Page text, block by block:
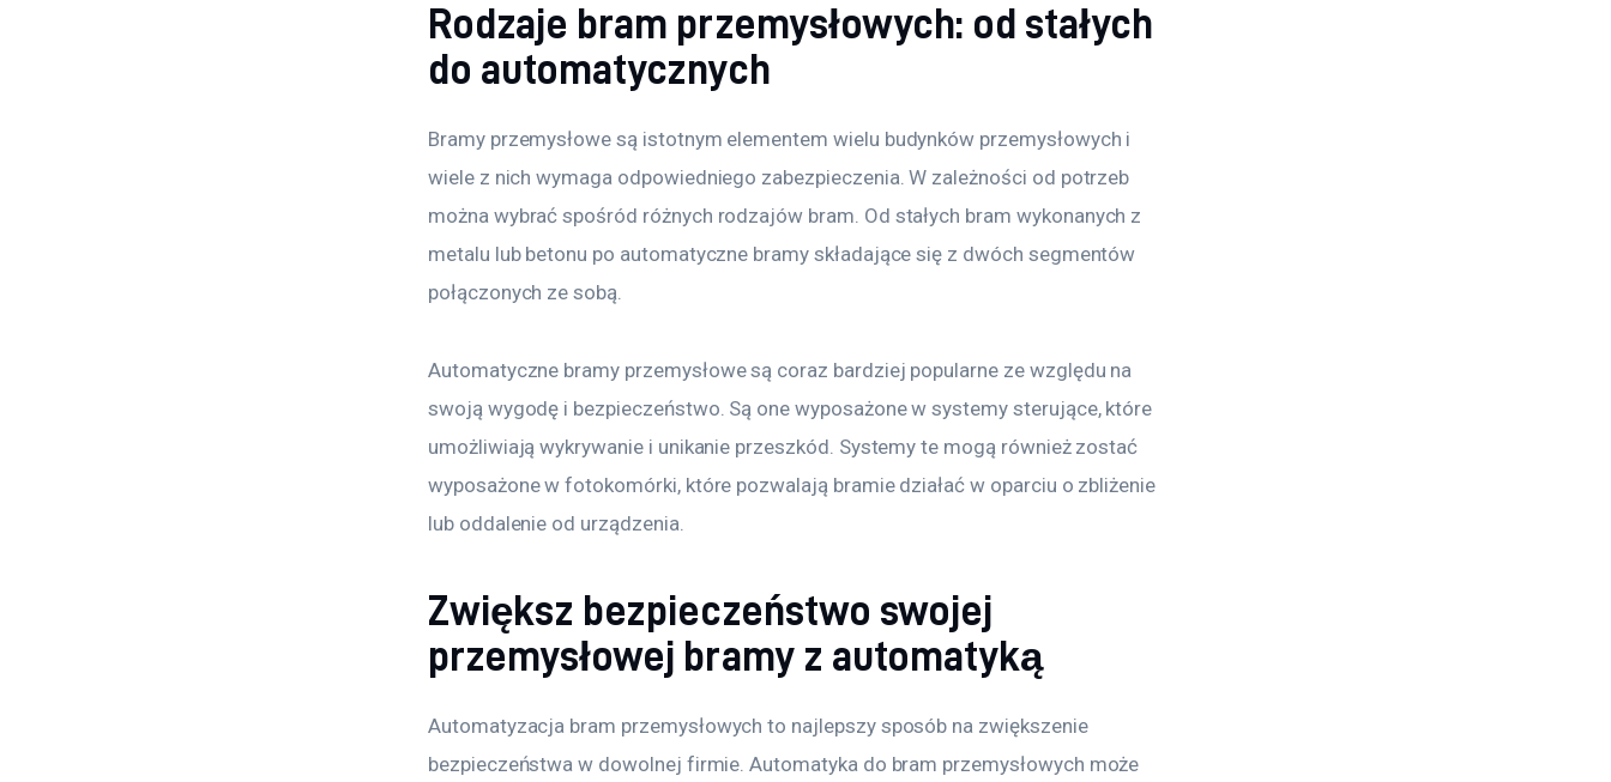
Rodzaje bram przemysłowych: od stałych
do automatycznych
Bramy przemysłowe są istotnym elementem wielu budynków przemysłowych i
wiele z nich wymaga odpowiedniego zabezpieczenia. W zależności od potrzeb
można wybrać spośród różnych rodzajów bram. Od stałych bram wykonanych z
metalu lub betonu po automatyczne bramy składające się z dwóch segmentów
połączonych ze sobą.
Automatyczne bramy przemysłowe są coraz bardziej popularne ze względu na
swoją wygodę i bezpieczeństwo. Są one wyposażone w systemy sterujące, które
umożliwiają wykrywanie i unikanie przeszkód. Systemy te mogą również zostać
wyposażone w fotokomórki, które pozwalają bramie działać w oparciu o zbliżenie
lub oddalenie od urządzenia.
Zwiększ bezpieczeństwo swojej
przemysłowej bramy z automatyką
Automatyzacja bram przemysłowych to najlepszy sposób na zwiększenie
bezpieczeństwa w dowolnej firmie. Automatyka do bram przemysłowych może